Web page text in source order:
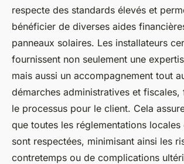
respecte des standards élevés et
bénéficier de diverses aides
panneaux solaires. Les installateurs
fournissent non seulement une
mais aussi un accompagnement tout
démarches administratives et fiscales,
le processus pour le client. Cela
que toutes les réglementations locales
sont respectées, minimisant ainsi les
contretemps ou de complications